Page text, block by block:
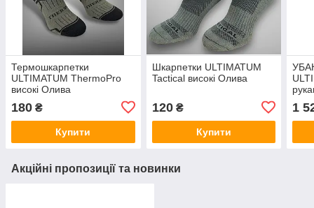
Термошкарпетки
ULTIMATUM ThermoPro
високі Олива
180 ₴
Купити
Шкарпетки ULTIMATUM
Tactical високі Олива
120₴
Купити
1
Акційні пропозиції та новинки